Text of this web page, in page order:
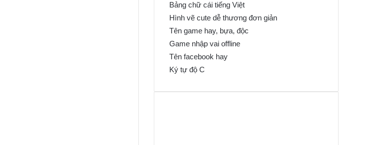
Bảng chữ cái tiếng Việt
Hình vẽ cute dễ thương đơn giản
Tên game hay, bựa, độc
Game nhập vai offline
Tên facebook hay
Ký tự độ C